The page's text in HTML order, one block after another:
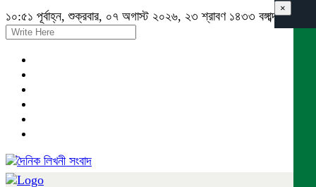
১০:৫১ পূর্বাহ্ন, শুক্রবার, ০৭ অগাস্ট ২০২৬, ২৩ শ্রাবণ ১৪৩৩ বঙ্গাব্দ
×